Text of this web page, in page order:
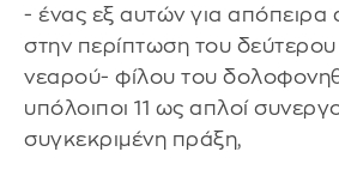
- ένας εξ αυτών για απόπειρα
στην περίπτωση του
νεαρού- φίλου του
υπόλοιποι 11 ως απλοί
συγκεκριμένη πράξη,